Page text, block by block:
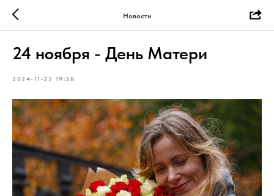
Новости
24 ноября - День Матери
2024-11-22 19:38